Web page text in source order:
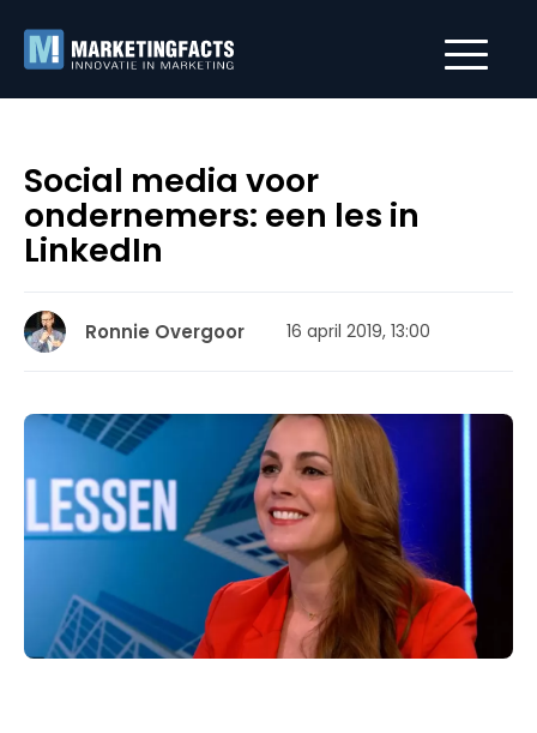
Social media voor
ondernemers: een les in
LinkedIn
Ronnie Overgoor 16 april 2019, 13:00